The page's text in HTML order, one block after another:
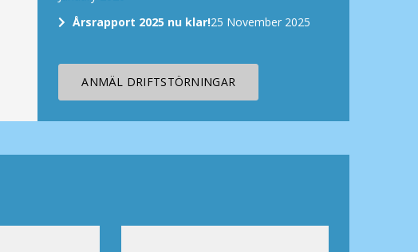
Årsrapport 2025 nu klar!25 November 2025
ANMÄL DRIFTSTÖRNINGAR